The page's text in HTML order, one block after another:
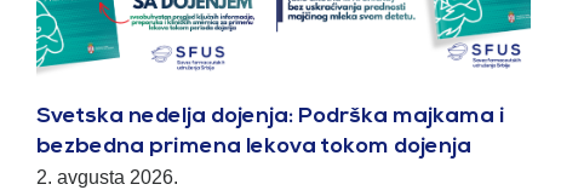
Svetska nedelja dojenja: Podrška majkama i
bezbedna primena lekova tokom dojenja
2. avgusta 2026.